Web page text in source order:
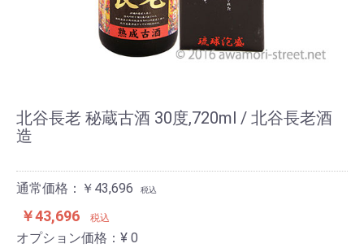
北谷長老 秘蔵古酒 30度,720ml / 北谷長老酒
造
通常価格：￥43,696 税込
￥43,696 税込
オプション価格：¥ 0